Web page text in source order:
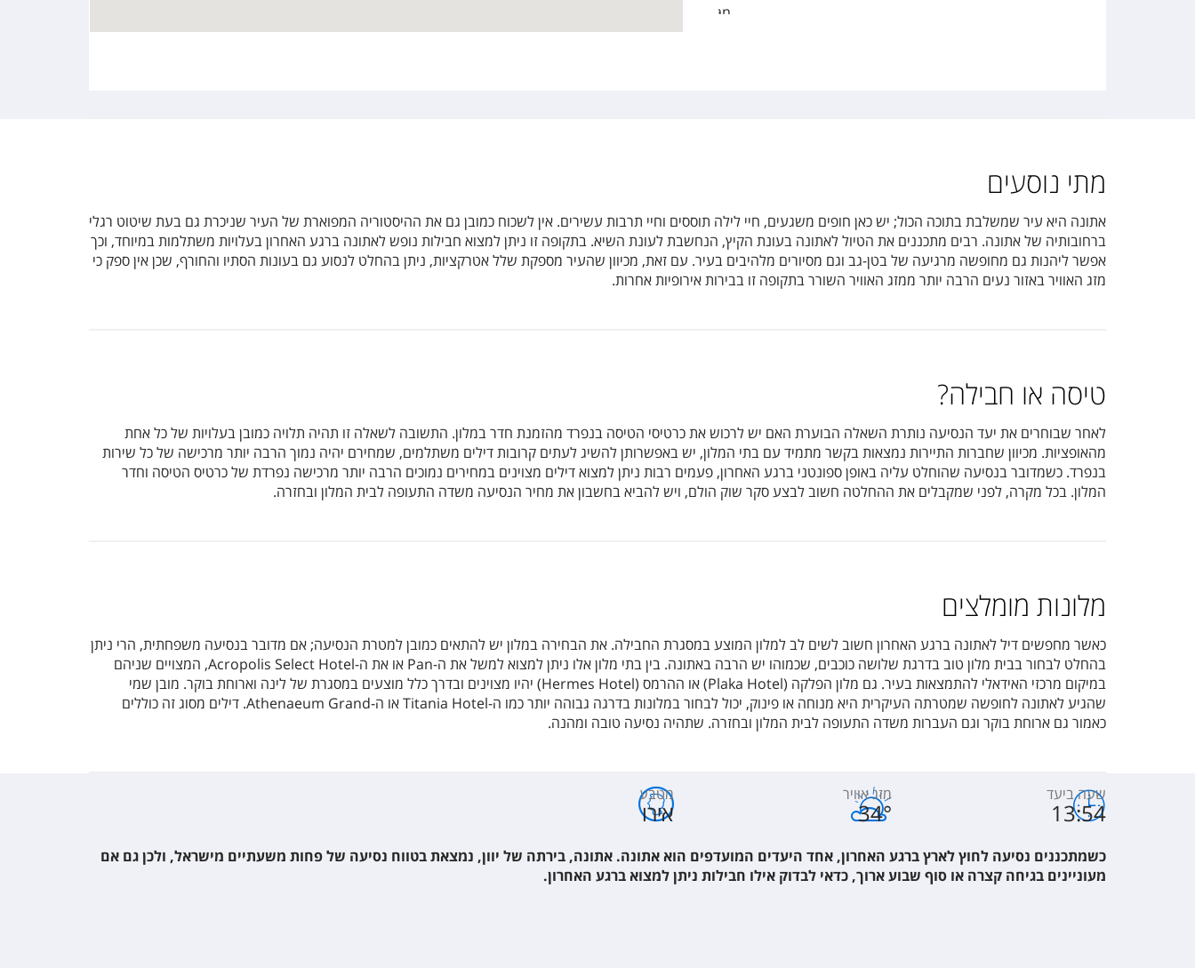
Pan
Electra Metropolis
A For Athens
Plaka Hotel
Acropolis Select Hotel
Acropolis Hill
מתי נוסעים
אתונה היא עיר שמשלבת בתוכה הכול; יש כאן חופים משגעים, חיי לילה תוססים וחיי תרבות עשירים. אין לשכוח כמובן גם את ההיסטוריה המפוארת של העיר שניכרת גם בעת שיטוט רגלי
ברחובותיה של אתונה. רבים מתכננים את הטיול לאתונה בעונת הקיץ, הנחשבת לעונת השיא. בתקופה זו ניתן למצוא חבילות נופש לאתונה ברגע האחרון בעלויות משתלמות במיוחד, וכך
אפשר ליהנות גם מחופשה מרגיעה של בטן-גב וגם מסיורים מלהיבים בעיר. עם זאת, מכיוון שהעיר מספקת שלל אטרקציות, ניתן בהחלט לנסוע גם בעונות הסתיו והחורף, שכן אין ספק כי
מזג האוויר באזור נעים הרבה יותר ממזג האוויר השורר בתקופה זו בבירות אירופיות אחרות.
טיסה או חבילה?
לאחר שבוחרים את יעד הנסיעה נותרת השאלה הבוערת האם יש לרכוש את כרטיסי הטיסה בנפרד מהזמנת חדר במלון. התשובה לשאלה זו תהיה תלויה כמובן בעלויות של כל אחת
מהאופציות. מכיוון שחברות התיירות נמצאות בקשר מתמיד עם בתי המלון, יש באפשרותן להשיג לעתים קרובות דילים משתלמים, שמחירם יהיה נמוך הרבה יותר מרכישה של כל שירות
בנפרד. כשמדובר בנסיעה שהוחלט עליה באופן ספונטני ברגע האחרון, פעמים רבות ניתן למצוא דילים מצוינים במחירים נמוכים הרבה יותר מרכישה נפרדת של כרטיס הטיסה וחדר
המלון. בכל מקרה, לפני שמקבלים את ההחלטה חשוב לבצע סקר שוק הולם, ויש להביא בחשבון את מחיר הנסיעה משדה התעופה לבית המלון ובחזרה.
מלונות מומלצים
כאשר מחפשים דיל לאתונה ברגע האחרון חשוב לשים לב למלון המוצע במסגרת החבילה. את הבחירה במלון יש להתאים כמובן למטרת הנסיעה; אם מדובר בנסיעה משפחתית, הרי ניתן
בהחלט לבחור בבית מלון טוב בדרגת שלושה כוכבים, שכמוהו יש הרבה באתונה. בין בתי מלון אלו ניתן למצוא למשל את ה-Pan או את ה-Acropolis Select Hotel, המצויים שניהם
במיקום מרכזי האידאלי להתמצאות בעיר. גם מלון הפלקה (Plaka Hotel) או ההרמס (Hermes Hotel) יהיו מצוינים ובדרך כלל מוצעים במסגרת של לינה וארוחת בוקר. מובן שמי
שהגיע לאתונה לחופשה שמטרתה העיקרית היא מנוחה או פינוק, יכול לבחור במלונות בדרגה גבוהה יותר כמו ה-Titania Hotel או ה-Athenaeum Grand. דילים מסוג זה כוללים
כאמור גם ארוחת בוקר וגם העברות משדה התעופה לבית המלון ובחזרה. שתהיה נסיעה טובה ומהנה.
שעה ביעד
13:54
מזג אוויר
34°
מטבע
אירו
כשמתכננים נסיעה לחוץ לארץ ברגע האחרון, אחד היעדים המועדפים הוא אתונה. אתונה, בירתה של יוון, נמצאת בטווח נסיעה של פחות משעתיים מישראל, ולכן גם אם
מעוניינים בגיחה קצרה או סוף שבוע ארוך, כדאי לבדוק אילו חבילות ניתן למצוא ברגע האחרון.